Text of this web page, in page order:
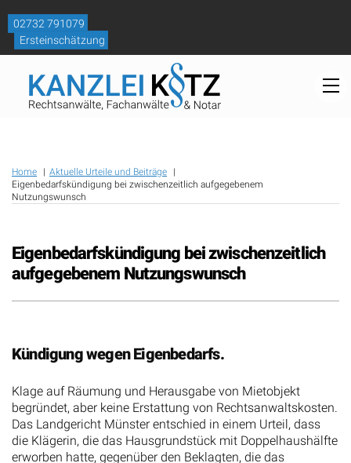
content
02732 791079
Ersteinschätzung
Home
Aktuelle Urteile und Beiträge
Eigenbedarfskündigung bei zwischenzeitlich aufgegebenem
Nutzungswunsch
Eigenbedarfskündigung bei zwischenzeitlich
aufgegebenem Nutzungswunsch
Kündigung wegen Eigenbedarfs.
Klage auf Räumung und Herausgabe von Mietobjekt
begründet, aber keine Erstattung von Rechtsanwaltskosten.
Das Landgericht Münster entschied in einem Urteil, dass
die Klägerin, die das Hausgrundstück mit Doppelhaushälfte
erworben hatte, gegenüber den Beklagten, die das